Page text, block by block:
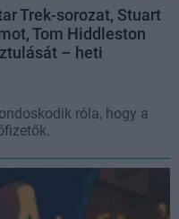
Trek-sorozat, Stuart
Tom Hiddleston
– heti
róla, hogy a